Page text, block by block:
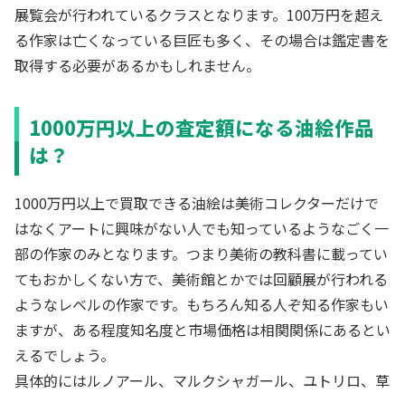
展覧会が行われているクラスとなります。100万円を超え
る作家は亡くなっている巨匠も多く、その場合は鑑定書を
取得する必要があるかもしれません。
1000万円以上の査定額になる油絵作品
は？
1000万円以上で買取できる油絵は美術コレクターだけで
はなくアートに興味がない人でも知っているようなごく一
部の作家のみとなります。つまり美術の教科書に載ってい
てもおかしくない方で、美術館とかでは回顧展が行われる
ようなレベルの作家です。もちろん知る人ぞ知る作家もい
ますが、ある程度知名度と市場価格は相関関係にあるとい
えるでしょう。
具体的にはルノアール、マルクシャガール、ユトリロ、草